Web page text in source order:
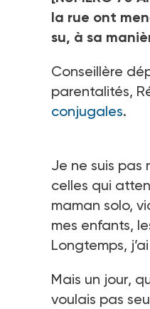
la rue ont
su, à sa
Conseillère
parentalités,
conjugales.
Je ne suis pas
celles qui
maman solo,
mes enfants,
Longtemps,
Mais un jour,
voulais pas